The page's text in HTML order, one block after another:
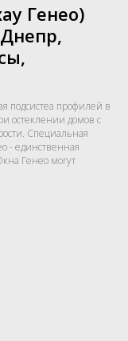
Генео)
подсистеа профилей в
остеклении домов с
Специальная
- единственная
Генео могут